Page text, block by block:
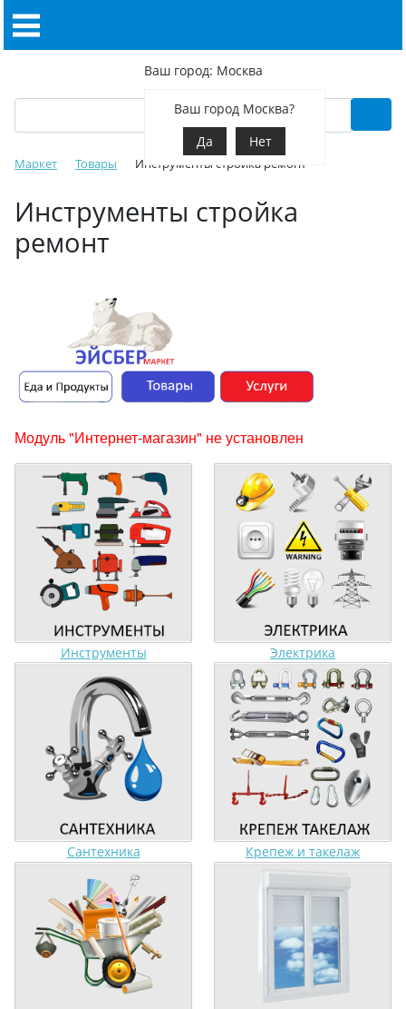
Ваш город: Москва
Ваш город Москва?
Да
Нет
Маркет Товары Инструменты стройка ремонт
Инструменты стройка
ремонт
Модуль "Интернет-магазин" не установлен
Инструменты Электрика
Сантехника Крепеж и такелаж